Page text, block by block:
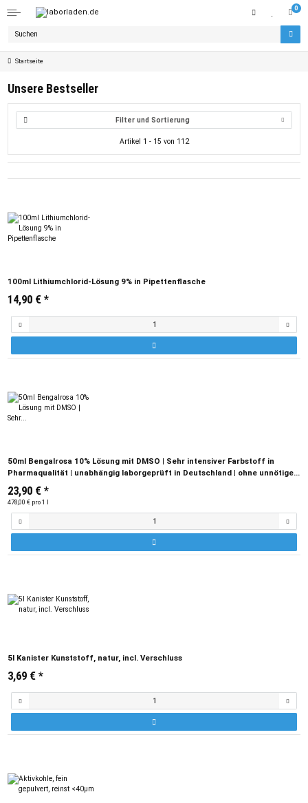
0
Startseite
Unsere Bestseller
Filter und Sortierung
Artikel 1 - 15 von 112
100ml Lithiumchlorid-Lösung 9% in Pipettenflasche
14,90 € *
50ml Bengalrosa 10% Lösung mit DMSO | Sehr intensiver Farbstoff in
Pharmaqualität | unabhängig laborgeprüft in Deutschland | ohne unnötige
Zusatzstoffe
23,90 € *
478,00 € pro 1 l
5l Kanister Kunststoff, natur, incl. Verschluss
3,69 € *